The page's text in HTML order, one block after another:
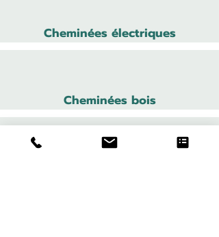
Cheminées électriques
Cheminées bois